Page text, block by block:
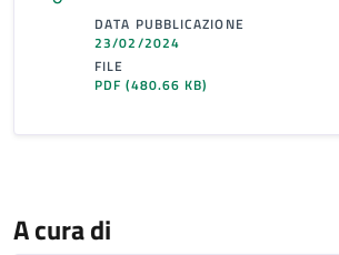
DATA PUBBLICAZIONE
23/02/2024
FILE
PDF(480.66 KB)
A cura di